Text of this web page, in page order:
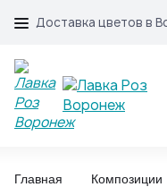
Доставка цветов в
Главная Композиции